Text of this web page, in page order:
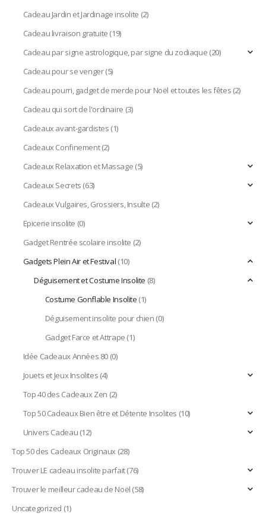
Cadeau Jardin et Jardinage insolite (2)
Cadeau livraison gratuite(19)
Cadeau par signe astrologique, par signe du zodiaque(20)
Cadeau pour se venger(5)
Cadeau pourri, gadget de merde pour Noël et toutes les fêtes(2)
Cadeau qui sort de l'ordinaire (3)
Cadeaux avant-gardistes(1)
Cadeaux Confinement(2)
Cadeaux Relaxation et Massage(5)
Cadeaux Secrets(63)
Cadeaux Vulgaires, Grossiers, Insulte(2)
Epicerie insolite (0)
Gadget Rentrée scolaire insolite (2)
Gadgets Plein Air et Festival(10)
Déguisement et Costume Insolite (8)
Costume Gonflable Insolite(1)
Déguisement insolite pour chien(0)
Gadget Farce et Attrape(1)
Idée Cadeaux Années 80(0)
Jouets et Jeux Insolites(4)
Top 40 des Cadeaux Zen (2)
Top 50 Cadeaux Bien être et Détente Insolites (10)
Univers Cadeau(12)
Top 50 des Cadeaux Originaux(28)
Trouver LE cadeau insolite parfait(76)
Trouver le meilleur cadeau de Noël(58)
Uncategorized (1)